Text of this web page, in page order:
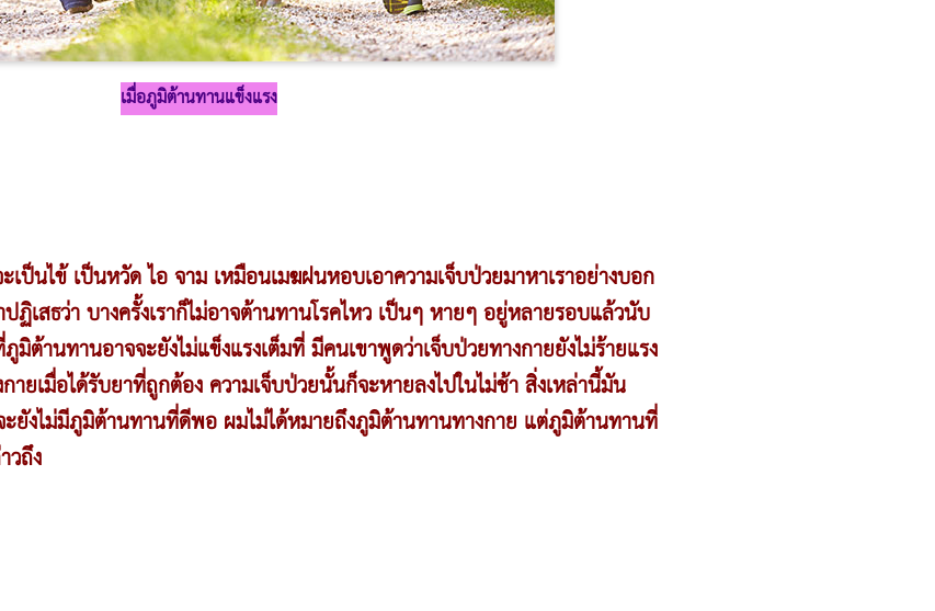
เมื่อภูมิต้านทานแข็งแรง
เป็นไข้ เป็นหวัด ไอ จาม เหมือนเมฆฝนหอบเอาความเจ็บป่วยมาหาเราอย่างบอก
ปฏิเสธว่า บางครั้งเราก็ไม่อาจต้านทานโรคไหว เป็นๆ หายๆ อยู่หลายรอบแล้วนับ
ต้านทานอาจจะยังไม่แข็งแรงเต็มที่ มีคนเขาพูดว่าเจ็บป่วยทางกายยังไม่ร้ายแรง
ายเมื่อได้รับยาที่ถูกต้อง ความเจ็บป่วยนั้นก็จะหายลงไปในไม่ช้า สิ่งเหล่านี้มัน
ะยังไม่มีภูมิต้านทานที่ดีพอ ผมไม่ได้หมายถึงภูมิต้านทานทางกาย แต่ภูมิต้านทานที่
วถึง